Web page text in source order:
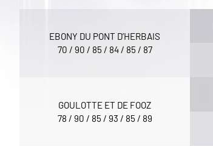
EBONY DU PONT D’HERBAIS
70 / 90 / 85 / 84 / 85 / 87
GOULOTTE ET DE FOOZ
78 / 90 / 85 / 93 / 85 / 89